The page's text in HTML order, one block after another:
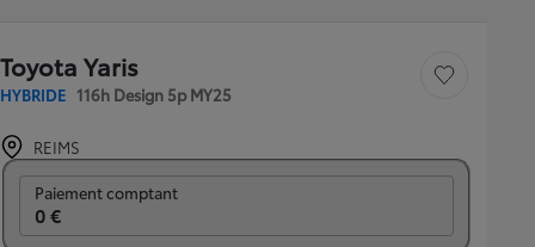
Toyota Yaris
HYBRIDE 116h Design 5p MY25
Sauvegarder le
REIMS
Paiement comptant
0 €